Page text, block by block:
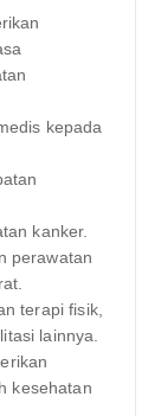
kepada
kanker.
perawatan
terapi fisik,
lainnya.
kesehatan